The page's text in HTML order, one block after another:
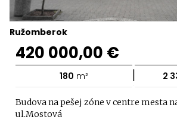
Ružomberok
420 000,00 €
180 m² | 2
Budova na pešej zóne v centre mesta
ul.Mostová